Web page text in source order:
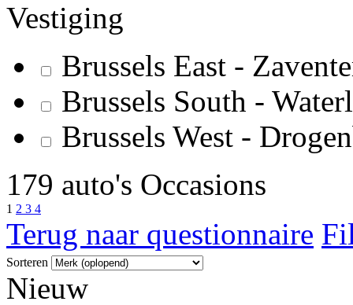
Vestiging
Brussels East -
Brussels South -
Brussels West -
179 auto's Occasions
1 2 3 4
Terug naar questionnaire
Sorteren
Nieuw